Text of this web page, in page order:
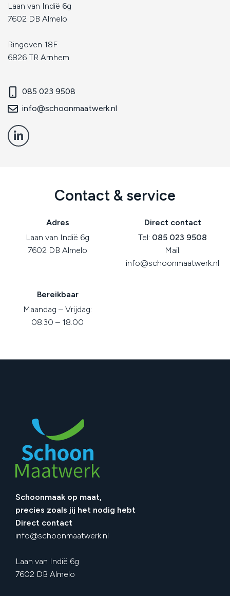
Laan van Indië 6g
7602 DB Almelo
Ringoven 18F
6826 TR Arnhem
085 023 9508
info@schoonmaatwerk.nl
Contact & service
Adres
Laan van Indië 6g
7602 DB Almelo
Direct contact
Tel: 085 023 9508
Mail:
info@schoonmaatwerk.nl
Bereikbaar
Maandag – Vrijdag:
08.30 – 18.00
Schoonmaak op maat,
precies zoals jij het nodig hebt
Direct contact
info@schoonmaatwerk.nl
Laan van Indië 6g
7602 DB Almelo